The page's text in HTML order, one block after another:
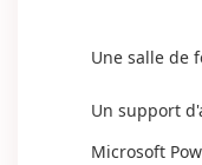
Une salle de
Un support
Microsoft